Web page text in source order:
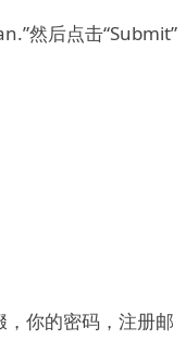
然后点击“Submit”
你的密码，注册邮